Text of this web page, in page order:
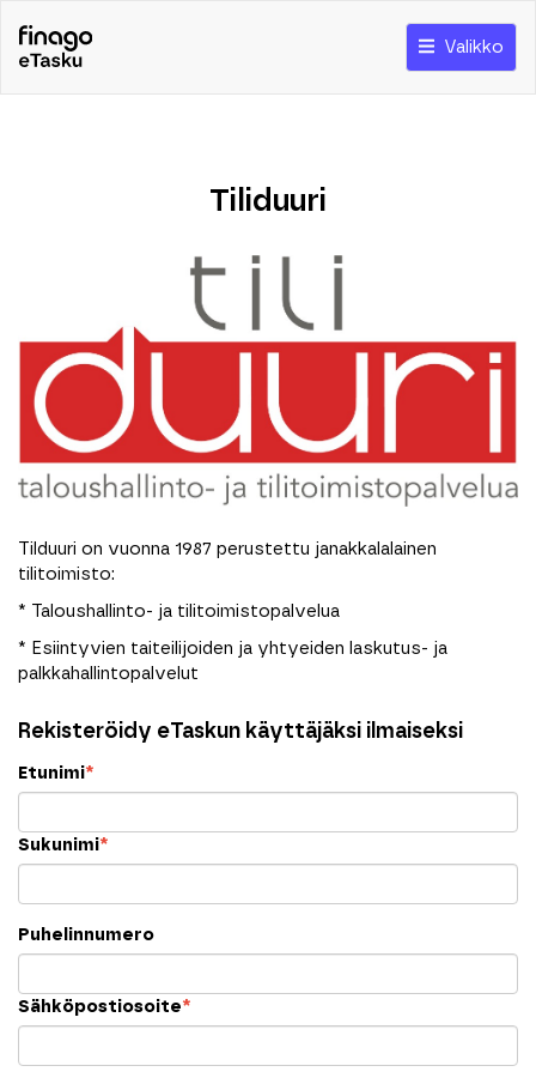
Valikko
Tiliduuri
Tilduuri on vuonna 1987 perustettu janakkalalainen
tilitoimisto:
* Taloushallinto- ja tilitoimistopalvelua
* Esiintyvien taiteilijoiden ja yhtyeiden laskutus- ja
palkkahallintopalvelut
Rekisteröidy eTaskun käyttäjäksi ilmaiseksi
Etunimi*
Sukunimi*
Puhelinnumero
Sähköpostiosoite*